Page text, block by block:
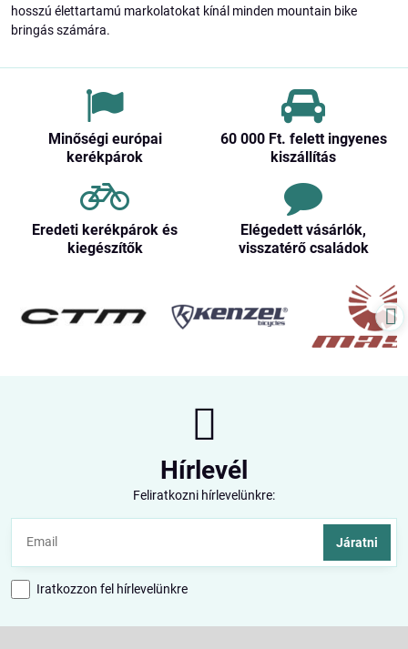
hosszú élettartamú markolatokat kínál minden mountain bike
bringás számára.
Minőségi európai
kerékpárok
60 000 Ft​. felett ingyenes
kiszállítás
Eredeti kerékpárok és
kiegészítők
Elégedett vásárlók,
visszatérő családok
Hírlevél
Feliratkozni hírlevelünkre:
Járatni
Iratkozzon fel hírlevelünkre